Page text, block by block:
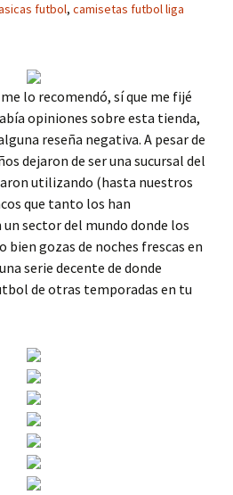
futbol, camisetas futbol liga
lo recomendó, sí que me fijé
opiniones sobre esta tienda,
reseña negativa. A pesar de
dejaron de ser una sucursal del
utilizando (hasta nuestros
que tanto los han
un sector del mundo donde los
bien gozas de noches frescas en
serie decente de donde
de otras temporadas en tu